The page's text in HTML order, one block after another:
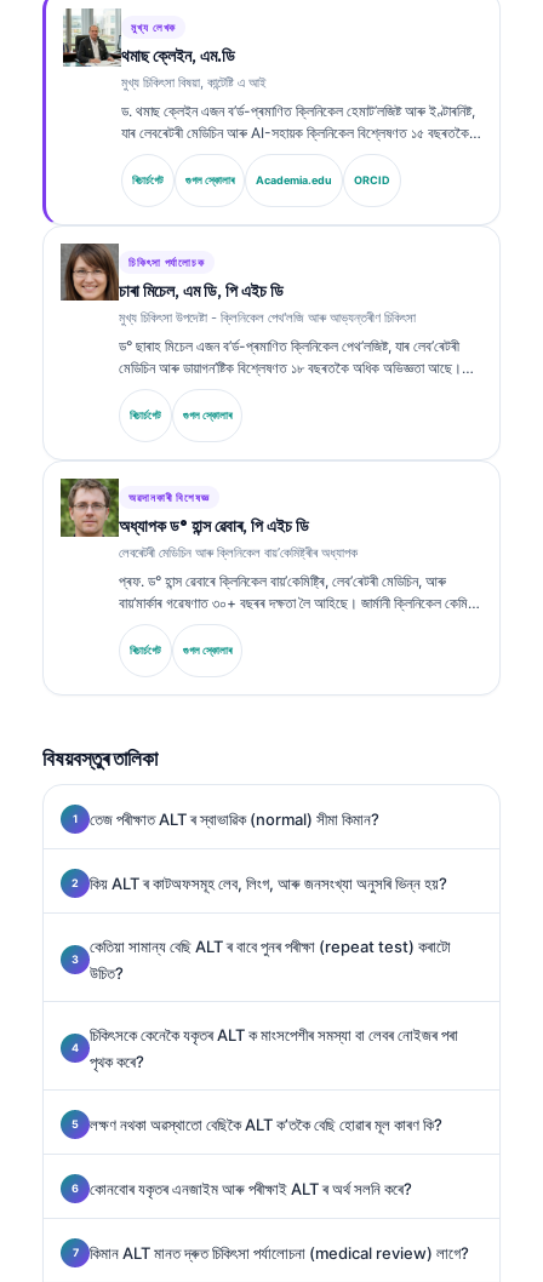
মুখ্য লেখক
থমাছ ক্লেইন, এম.ডি
মুখ্য চিকিৎসা বিষয়া, কান্টেষ্টি এ আই
ড. থমাছ ক্লেইন এজন ব’ৰ্ড-প্ৰমাণিত ক্লিনিকেল হেমাট’লজিষ্ট আৰু ইণ্টাৰনিষ্ট,
যাৰ লেবৰেটৰী মেডিচিন আৰু AI-সহায়ক ক্লিনিকেল বিশ্লেষণত ১৫ বছৰতকৈ
অধিক অভিজ্ঞতা আছে। Kantesti AI-ত মুখ্য চিকিৎসা বিষয়া (Chief
Medical Officer) হিচাপে, তেওঁ মালিকস্বত্বাধীন নিউৰেল নেটৱৰ্কৰ
চিকিৎসাগত সঠিকতাৰ ওপৰত ক্লিনিকেল তত্ত্বাৱধান প্ৰদান কৰে। ড. ক্লেইনে
ৰিচাৰ্চগেট গুগল স্কোলাৰ Academia.edu ORCID
চিকিৎসা পৰ্যালোচক
চাৰা মিচেল, এম ডি, পি এইচ ডি
মুখ্য চিকিৎসা উপদেষ্টা - ক্লিনিকেল পেথ'লজি আৰু আভ্যন্তৰীণ চিকিৎসা
ড° ছাৰাহ মিচেল এজন ব’ৰ্ড-প্ৰমাণিত ক্লিনিকেল পেথ’লজিষ্ট, যাৰ লেব’ৰেটৰী
মেডিচিন আৰু ডায়াগন’ষ্টিক বিশ্লেষণত ১৮ বছৰতকৈ অধিক অভিজ্ঞতা আছে।
তেওঁ ক্লিনিকেল কেমিষ্ট্ৰিত বিশেষজ্ঞ প্ৰমাণপত্ৰ ধাৰণ কৰে আৰু ক্লিনিকেল
অনুশীলনত বায়’মাৰ্কাৰ পেনেল আৰু লেব’ৰেটৰী বিশ্লেষণ সম্পৰ্কে বহুতো
বিস্তৃতভাৱে প্ৰকাশ কৰিছে।.
ৰিচাৰ্চগেট গুগল স্কোলাৰ
অৱদানকাৰী বিশেষজ্ঞ
অধ্যাপক ড° হান্স ৱেবাৰ, পি এইচ ডি
লেবৰেটৰী মেডিচিন আৰু ক্লিনিকেল বায়’কেমিষ্ট্ৰীৰ অধ্যাপক
প্ৰফ. ড° হান্স ৱেবাৰে ক্লিনিকেল বায়’কেমিষ্ট্ৰি, লেব’ৰেটৰী মেডিচিন, আৰু
বায়’মাৰ্কাৰ গৱেষণাত ৩০+ বছৰৰ দক্ষতা লৈ আহিছে। জাৰ্মানী ক্লিনিকেল কেমিষ্ট্ৰি
সমাজৰ প্ৰাক্তন সভাপতি হিচাপে তেওঁ ডায়াগন’ষ্টিক পেনেল বিশ্লেষণ, বায়’মাৰ্কাৰ
মানদণ্ডকৰণ, আৰু AI-সহায়িত লেব’ৰেটৰী মেডিচিনত বিশেষজ্ঞ।.
ৰিচাৰ্চগেট গুগল স্কোলাৰ
বিষয়বস্তুৰ তালিকা
তেজ পৰীক্ষাত ALT ৰ স্বাভাৱিক (normal) সীমা কিমান?
কিয় ALT ৰ কাটঅফসমূহ লেব, লিংগ, আৰু জনসংখ্যা অনুসৰি ভিন্ন হয়?
কেতিয়া সামান্য বেছি ALT ৰ বাবে পুনৰ পৰীক্ষা (repeat test) কৰাটো
উচিত?
চিকিৎসকে কেনেকৈ যকৃতৰ ALT ক মাংসপেশীৰ সমস্যা বা লেবৰ নোইজৰ পৰা
পৃথক কৰে?
লক্ষণ নথকা অৱস্থাতো বেছিকৈ ALT ক’তকৈ বেছি হোৱাৰ মূল কাৰণ কি?
কোনবোৰ যকৃতৰ এনজাইম আৰু পৰীক্ষাই ALT ৰ অৰ্থ সলনি কৰে?
কিমান ALT মানত দ্ৰুত চিকিৎসা পৰ্যালোচনা (medical review) লাগে?